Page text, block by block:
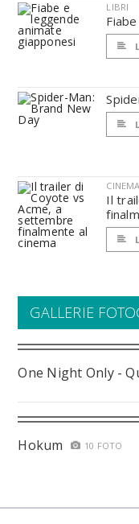
LIBRI
CINEMA
Il
GALLERIE
One Night Only -
Hokum 10 FOTO